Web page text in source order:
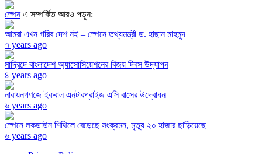
স্পেনএ সম্পর্কিত আরও পড়ুন:
আমরা এখন গরিব দেশ নই – স্পেনে তথ্যমন্ত্রী ড. হাছান মাহমুদ
৭ years ago
মাদ্রিদে বাংলাদেশ অ্যাসোসিয়েশনের বিজয় দিবস উদ্‌যাপন
৪ years ago
নারায়নগণজে ইকবাল এনটারপ্রাইজ এসি বাসের উদ্বোধন
৬ years ago
স্পেনে লকডাউন শিথিলে বেড়েছে সংক্রমন, মৃত্যু ২০ হাজার ছাড়িয়েছে
৬ years ago